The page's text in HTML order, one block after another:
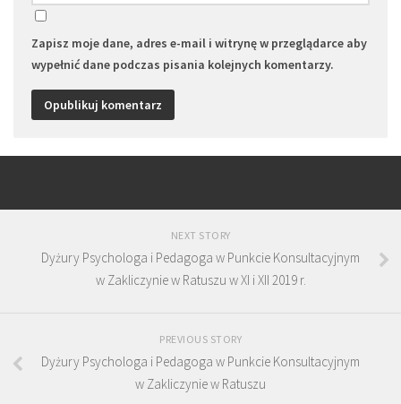
Zapisz moje dane, adres e-mail i witrynę w przeglądarce aby
wypełnić dane podczas pisania kolejnych komentarzy.
NEXT STORY
Dyżury Psychologa i Pedagoga w Punkcie Konsultacyjnym
w Zakliczynie w Ratuszu w XI i XII 2019 r.
PREVIOUS STORY
Dyżury Psychologa i Pedagoga w Punkcie Konsultacyjnym
w Zakliczynie w Ratuszu